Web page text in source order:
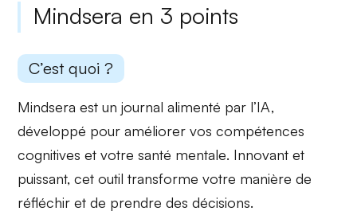
Mindsera en 3 points
C’est quoi ?
Mindsera est un journal alimenté par l’IA,
développé pour améliorer voscompétences
cognitives et votresanté mentale. Innovant et
puissant, cet outil transforme votre manière de
réfléchir et de prendre des décisions.